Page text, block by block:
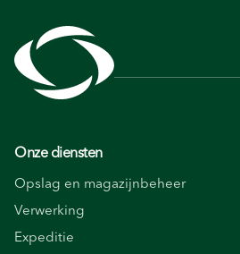
Onze diensten
Opslag en magazijnbeheer
Verwerking
Expeditie